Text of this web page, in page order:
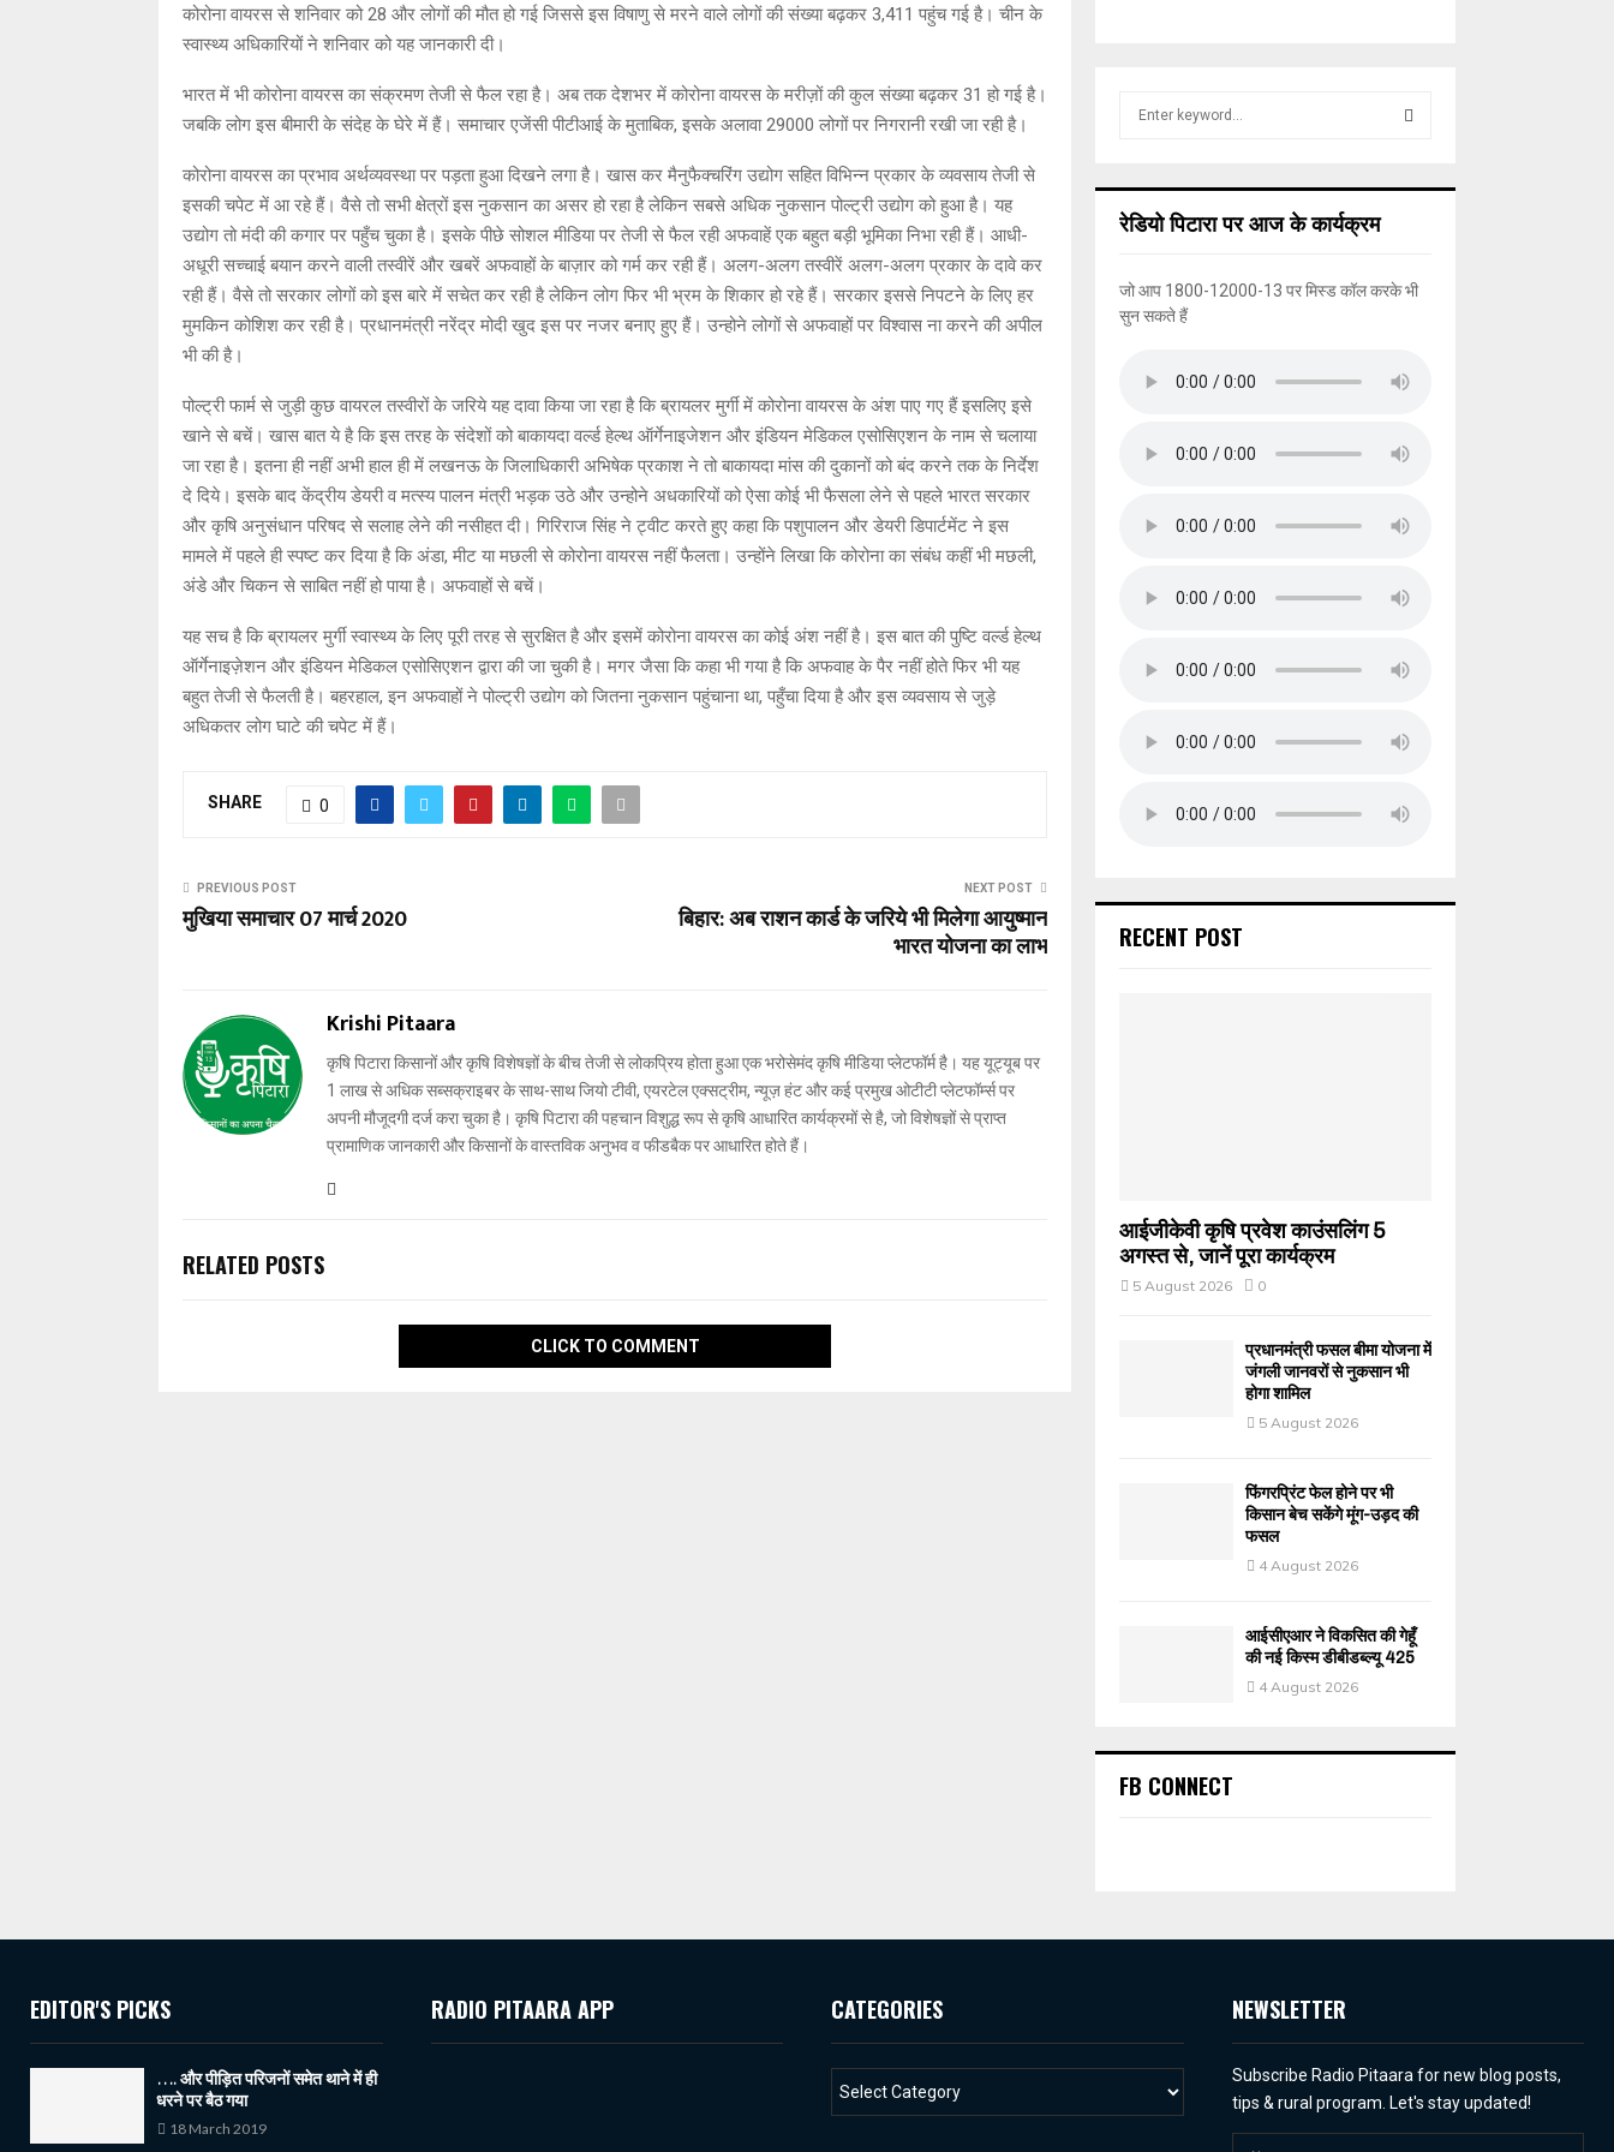
कोरोना वायरस से शनिवार को 28 और लोगों की मौत हो गई जिससे इस विषाणु से मरने वाले लोगों की संख्या बढ़कर 3,411 पहुंच गई है। चीन के
स्वास्थ्य अधिकारियों ने शनिवार को यह जानकारी दी।
भारत में भी कोरोना वायरस का संक्रमण तेजी से फैल रहा है। अब तक देशभर में कोरोना वायरस के मरीज़ों की कुल संख्या बढ़कर 31 हो गई है।
जबकि लोग इस बीमारी के संदेह के घेरे में हैं। समाचार एजेंसी पीटीआई के मुताबिक, इसके अलावा 29000 लोगों पर निगरानी रखी जा रही है।
कोरोना वायरस का प्रभाव अर्थव्यवस्था पर पड़ता हुआ दिखने लगा है। खास कर मैनुफैक्चरिंग उद्योग सहित विभिन्न प्रकार के व्यवसाय तेजी से
इसकी चपेट में आ रहे हैं। वैसे तो सभी क्षेत्रों इस नुकसान का असर हो रहा है लेकिन सबसे अधिक नुकसान पोल्ट्री उद्योग को हुआ है। यह
उद्योग तो मंदी की कगार पर पहुँच चुका है। इसके पीछे सोशल मीडिया पर तेजी से फैल रही अफवाहें एक बहुत बड़ी भूमिका निभा रही हैं। आधी-
अधूरी सच्चाई बयान करने वाली तस्वीरें और खबरें अफवाहों के बाज़ार को गर्म कर रही हैं। अलग-अलग तस्वीरें अलग-अलग प्रकार के दावे कर
रही हैं। वैसे तो सरकार लोगों को इस बारे में सचेत कर रही है लेकिन लोग फिर भी भ्रम के शिकार हो रहे हैं। सरकार इससे निपटने के लिए हर
मुमकिन कोशिश कर रही है। प्रधानमंत्री नरेंद्र मोदी खुद इस पर नजर बनाए हुए हैं। उन्होने लोगों से अफवाहों पर विश्वास ना करने की अपील
भी की है।
पोल्ट्री फार्म से जुड़ी कुछ वायरल तस्वीरों के जरिये यह दावा किया जा रहा है कि ब्रायलर मुर्गी में कोरोना वायरस के अंश पाए गए हैं इसलिए इसे
खाने से बचें। खास बात ये है कि इस तरह के संदेशों को बाकायदा वर्ल्ड हेल्थ ऑर्गेनाइजेशन और इंडियन मेडिकल एसोसिएशन के नाम से चलाया
जा रहा है। इतना ही नहीं अभी हाल ही में लखनऊ के जिलाधिकारी अभिषेक प्रकाश ने तो बाकायदा मांस की दुकानों को बंद करने तक के निर्देश
दे दिये। इसके बाद केंद्रीय डेयरी व मत्स्य पालन मंत्री भड़क उठे और उन्होने अधकारियों को ऐसा कोई भी फैसला लेने से पहले भारत सरकार
और कृषि अनुसंधान परिषद से सलाह लेने की नसीहत दी। गिरिराज सिंह ने ट्वीट करते हुए कहा कि पशुपालन और डेयरी डिपार्टमेंट ने इस
मामले में पहले ही स्पष्ट कर दिया है कि अंडा, मीट या मछली से कोरोना वायरस नहीं फैलता। उन्होंने लिखा कि कोरोना का संबंध कहीं भी मछली,
अंडे और चिकन से साबित नहीं हो पाया है। अफवाहों से बचें।
यह सच है कि ब्रायलर मुर्गी स्वास्थ्य के लिए पूरी तरह से सुरक्षित है और इसमें कोरोना वायरस का कोई अंश नहीं है। इस बात की पुष्टि वर्ल्ड हेल्थ
ऑर्गेनाइज़ेशन और इंडियन मेडिकल एसोसिएशन द्वारा की जा चुकी है। मगर जैसा कि कहा भी गया है कि अफवाह के पैर नहीं होते फिर भी यह
बहुत तेजी से फैलती है। बहरहाल, इन अफवाहों ने पोल्ट्री उद्योग को जितना नुकसान पहुंचाना था, पहुँचा दिया है और इस व्यवसाय से जुड़े
अधिकतर लोग घाटे की चपेट में हैं।
SHARE 0
PREVIOUS POST
मुखिया समाचार 07 मार्च 2020
NEXT POST
बिहार: अब राशन कार्ड के जरिये भी मिलेगा आयुष्मान
भारत योजना का लाभ
Krishi Pitaara
कृषि पिटारा किसानों और कृषि विशेषज्ञों के बीच तेजी से लोकप्रिय होता हुआ एक भरोसेमंद कृषि मीडिया प्लेटफॉर्म है। यह यूट्यूब पर
1 लाख से अधिक सब्सक्राइबर के साथ-साथ जियो टीवी, एयरटेल एक्सट्रीम, न्यूज़ हंट और कई प्रमुख ओटीटी प्लेटफॉर्म्स पर
अपनी मौजूदगी दर्ज करा चुका है। कृषि पिटारा की पहचान विशुद्ध रूप से कृषि आधारित कार्यक्रमों से है, जो विशेषज्ञों से प्राप्त
प्रामाणिक जानकारी और किसानों के वास्तविक अनुभव व फीडबैक पर आधारित होते हैं।
RELATED POSTS
CLICK TO COMMENT
h
रेडियो पिटारा पर आज के कार्यक्रम
जो आप 1800-12000-13 पर मिस्ड कॉल करके भी
सुन सकते हैं
RECENT POST
आईजीकेवी कृषि प्रवेश काउंसलिंग 5
अगस्त से, जानें पूरा कार्यक्रम
5 August 2026 0
प्रधानमंत्री फसल बीमा योजना में
जंगली जानवरों से नुकसान भी
होगा शामिल
5 August 2026
फिंगरप्रिंट फेल होने पर भी
किसान बेच सकेंगे मूंग-उड़द की
फसल
4 August 2026
आईसीएआर ने विकसित की गेहूँ
की नई किस्म डीबीडब्ल्यू 425
4 August 2026
FB CONNECT
EDITOR'S PICKS
…. और पीड़ित परिजनों समेत थाने में ही
धरने पर बैठ गया
18 March 2019
RADIO PITAARA APP CATEGORIES NEWSLETTER
Subscribe Radio Pitaara for new blog posts,
tips & rural program. Let's stay updated!